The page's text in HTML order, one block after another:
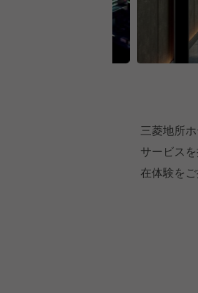
三菱地所
サービス
在体験をご